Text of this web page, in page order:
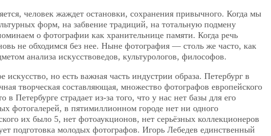
человек жаждет остановки, сохранения привычного. Когда мы
форм, на забвение традиций, на тотальную подмену
о фотографии как хранительнице памяти. Когда речь
не обходимся без нее. Ныне фотография — столь же часто, как
анализа искусствоведов, культурологов, философов.
но есть важная часть индустрии образа. Петербург в
творческая составляющая, множество фотографов европейского
Петербурге страдает из-за того, что у нас нет базы для его
фотогалерей, в пятимиллионном городе нет ни одного
их было 5, нет фотоаукционов, нет серьёзных коллекционеров
подготовка молодых фотографов. Игорь Лебедев единственный